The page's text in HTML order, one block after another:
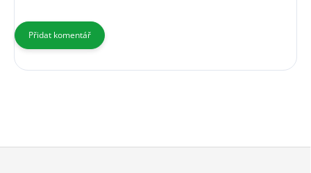
Přidat komentář